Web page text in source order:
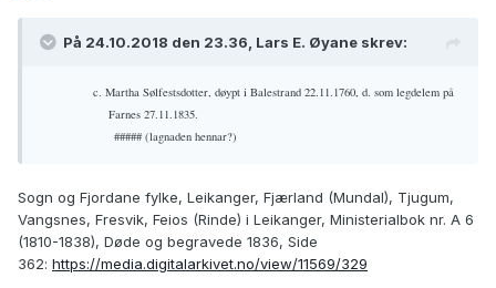
På 24.10.2018 den 23.36, Lars E. Øyane skrev:
c. Martha Sølfestsdotter, døypt i Balestrand 22.11.1760, d. som legdelem på
Farnes 27.11.1835.
##### (lagnaden hennar?)
Sogn og Fjordane fylke, Leikanger, Fjærland (Mundal), Tjugum,
Vangsnes, Fresvik, Feios (Rinde) i Leikanger, Ministerialbok nr. A 6
(1810-1838), Døde og begravede 1836, Side
362: https://media.digitalarkivet.no/view/11569/329